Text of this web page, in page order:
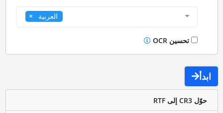
العربية
تحسين OCR
ابدأ
حوّل CR3 إلى RTF